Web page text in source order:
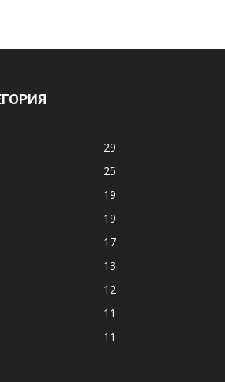
29
25
19
19
17
13
12
11
11